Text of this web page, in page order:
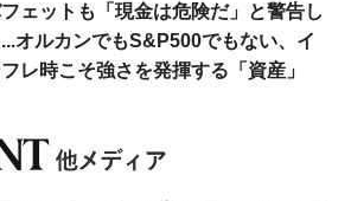
ェットも「現金は危険だ」と警告し
オルカンでもS&P500でもない、イ
レ時こそ強さを発揮する「資産」